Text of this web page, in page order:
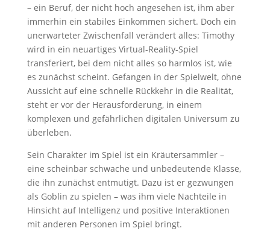
– ein Beruf, der nicht hoch angesehen ist, ihm aber
immerhin ein stabiles Einkommen sichert. Doch ein
unerwarteter Zwischenfall verändert alles: Timothy
wird in ein neuartiges Virtual-Reality-Spiel
transferiert, bei dem nicht alles so harmlos ist, wie
es zunächst scheint. Gefangen in der Spielwelt, ohne
Aussicht auf eine schnelle Rückkehr in die Realität,
steht er vor der Herausforderung, in einem
komplexen und gefährlichen digitalen Universum zu
überleben.
Sein Charakter im Spiel ist ein Kräutersammler –
eine scheinbar schwache und unbedeutende Klasse,
die ihn zunächst entmutigt. Dazu ist er gezwungen
als Goblin zu spielen – was ihm viele Nachteile in
Hinsicht auf Intelligenz und positive Interaktionen
mit anderen Personen im Spiel bringt.